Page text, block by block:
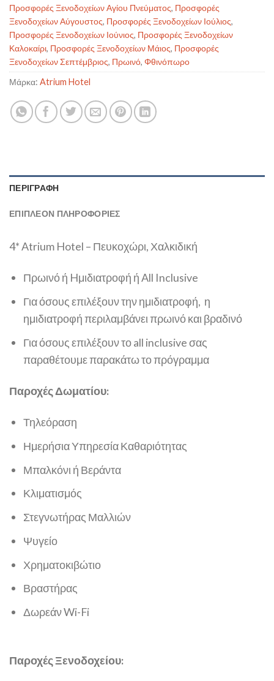
Προσφορές Ξενοδοχείων Αγίου Πνεύματος, Προσφορές
Ξενοδοχείων Αύγουστος, Προσφορές Ξενοδοχείων Ιούλιος,
Προσφορές Ξενοδοχείων Ιούνιος, Προσφορές Ξενοδοχείων
Καλοκαίρι, Προσφορές Ξενοδοχείων Μάιος, Προσφορές
Ξενοδοχείων Σεπτέμβριος, Πρωινό, Φθινόπωρο
Μάρκα: Atrium Hotel
ΠΕΡΙΓΡΑΦΉ
ΕΠΙΠΛΈΟΝ ΠΛΗΡΟΦΟΡΊΕΣ
4* Atrium Hotel – Πευκοχώρι, Χαλκιδική
Πρωινό ή Hμιδιατροφή ή All Inclusive
Για όσους επιλέξουν την ημιδιατροφή, η
ημιδιατροφή περιλαμβάνει πρωινό και βραδινό
Για όσους επιλέξουν το all inclusive σας
παραθέτουμε παρακάτω το πρόγραμμα
Παροχές Δωματίου:
Τηλεόραση
Ημερήσια Υπηρεσία Καθαριότητας
Μπαλκόνι ή Βεράντα
Κλιματισμός
Στεγνωτήρας Μαλλιών
Ψυγείο
Χρηματοκιβώτιο
Βραστήρας
Δωρεάν Wi-Fi
Παροχές Ξενοδοχείου: